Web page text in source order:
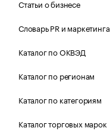
Статьи о бизнесе
Словарь PR и маркетинга
Каталог по ОКВЭД
Каталог по регионам
Каталог по категориям
Каталог торговых марок